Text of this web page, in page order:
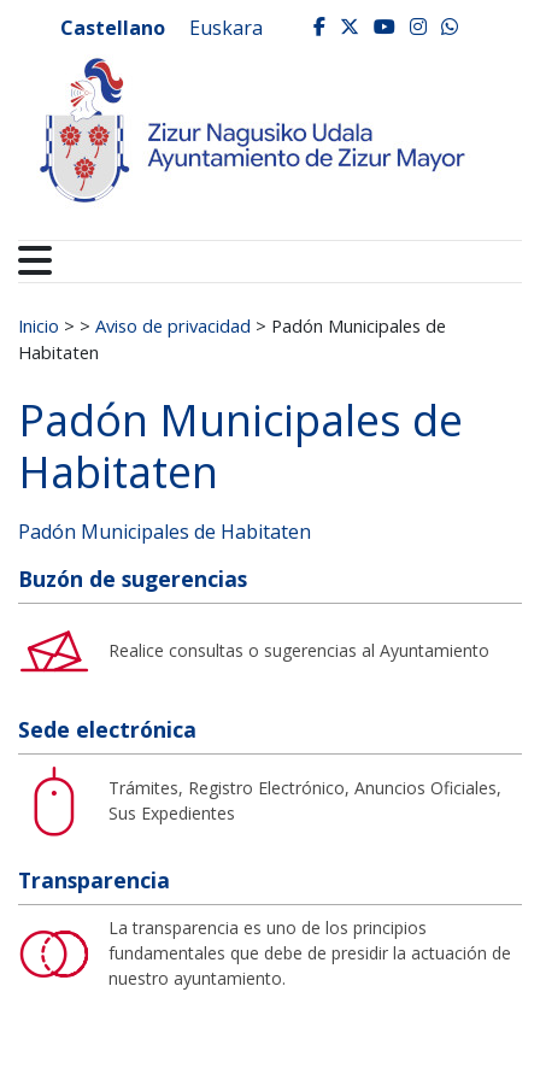
Ayuntamiento de
Castellano Euskara facebook
twitter
youtube
Buscar:
Inicio > > Aviso de privacidad > Padón Municipales de
Habitaten
Padón Municipales de
Habitaten
Padón Municipales de Habitaten
Buzón de sugerencias
Realice consultas o sugerencias al Ayuntamiento
Sede electrónica
Trámites, Registro Electrónico, Anuncios Oficiales,
Sus Expedientes
Transparencia
La transparencia es uno de los principios
fundamentales que debe de presidir la actuación de
nuestro ayuntamiento.